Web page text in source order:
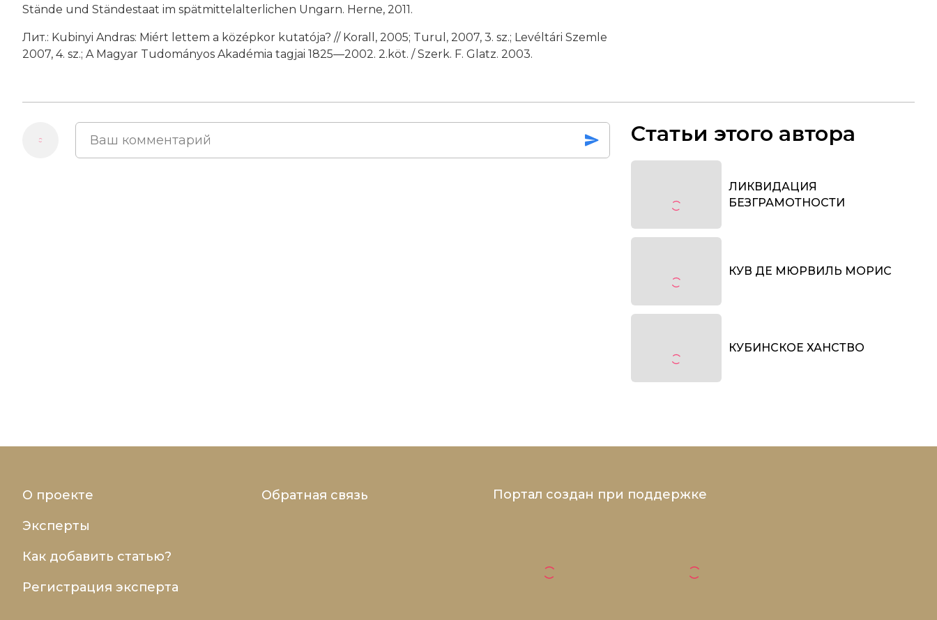
Stände und Ständestaat im spätmittelalterlichen Ungarn. Herne, 2011.
Лит.: Kubinyi Andras: Miért lettem a középkor kutatója? // Korall, 2005; Turul, 2007, 3. sz.; Levéltári Szemle
2007, 4. sz.; A Magyar Tudományos Akadémia tagjai 1825—2002. 2.köt. / Szerk. F. Glatz. 2003.
Статьи этого автора
ЛИКВИДАЦИЯ
БЕЗГРАМОТНОСТИ
КУВ ДЕ МЮРВИЛЬ МОРИС
КУБИНСКОЕ ХАНСТВО
О проекте
Эксперты
Как добавить статью?
Регистрация эксперта
Обратная связь Портал создан при поддержке